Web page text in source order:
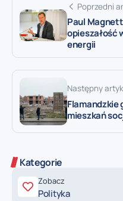
Poprzedni
Paul
opieszałość
energii
Następny
Flamandzkie
mieszkań
Kategorie
Zobacz
Polityka